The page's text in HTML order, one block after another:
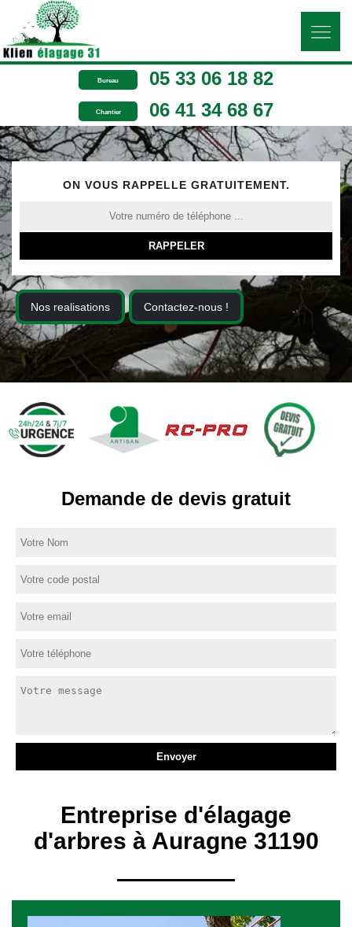
Bureau 05 33 06 18 82
Chantier 06 41 34 68 67
ON VOUS RAPPELLE GRATUITEMENT.
Nos realisations Contactez-nous !
Demande de devis gratuit
Entreprise d'élagage
d'arbres à Auragne 31190